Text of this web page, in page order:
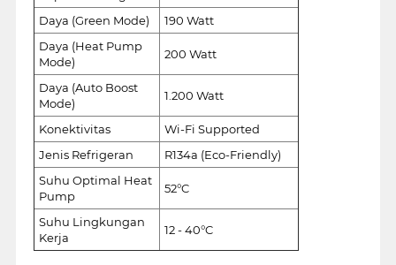
Daya (Green Mode)
190 Watt
Daya (Heat Pump
Mode)
200 Watt
Daya (Auto Boost
Mode)
1.200 Watt
Konektivitas
Wi-Fi Supported
Jenis Refrigeran
R134a (Eco-Friendly)
Suhu Optimal Heat
Pump
52°C
Suhu Lingkungan
Kerja
12 - 40°C